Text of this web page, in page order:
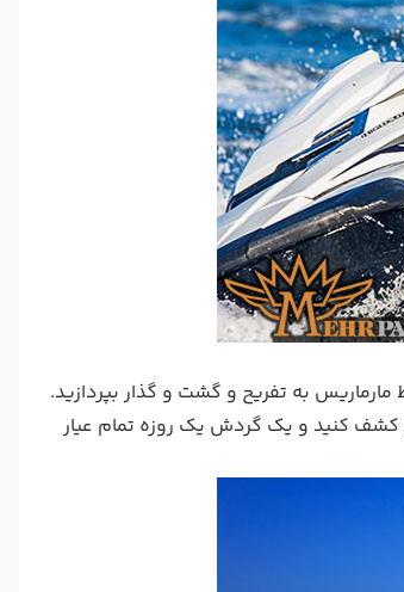
مارماریس به تفریح و گشت و گذار بپردازید.
کشف کنید و یک گردش یک روزه تمام عیار